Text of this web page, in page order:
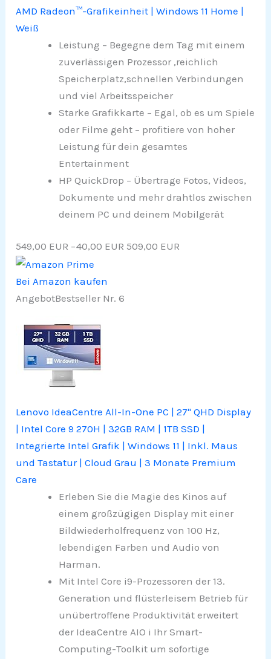
AMD Radeon™-Grafikeinheit | Windows 11 Home |
Weiß
Leistung – Begegne dem Tag mit einem
zuverlässigen Prozessor ,reichlich
Speicherplatz,schnellen Verbindungen
und viel Arbeitsspeicher
Starke Grafikkarte – Egal, ob es um Spiele
oder Filme geht – profitiere von hoher
Leistung für dein gesamtes
Entertainment
HP QuickDrop – Übertrage Fotos, Videos,
Dokumente und mehr drahtlos zwischen
deinem PC und deinem Mobilgerät
549,00 EUR −40,00 EUR 509,00 EUR
Bei Amazon kaufen
AngebotBestseller Nr. 6
Lenovo IdeaCentre All-In-One PC | 27" QHD Display
| Intel Core 9 270H | 32GB RAM | 1TB SSD |
Integrierte Intel Grafik | Windows 11 | Inkl. Maus
und Tastatur | Cloud Grau | 3 Monate Premium
Care
Erleben Sie die Magie des Kinos auf
einem großzügigen Display mit einer
Bildwiederholfrequenz von 100 Hz,
lebendigen Farben und Audio von
Harman.
Mit Intel Core i9-Prozessoren der 13.
Generation und flüsterleisem Betrieb für
unübertroffene Produktivität erweitert
der IdeaCentre AIO i Ihr Smart-
Computing-Toolkit um sofortige